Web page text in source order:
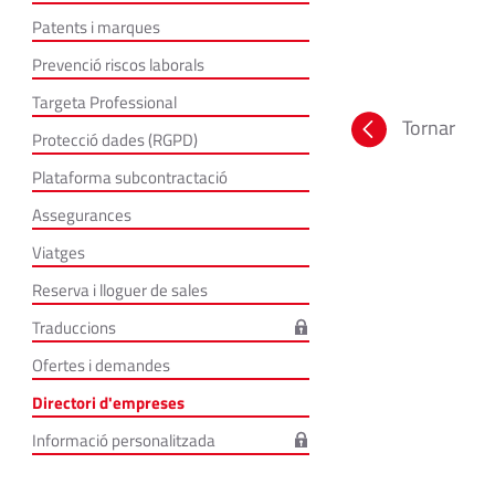
Patents i marques
Prevenció riscos laborals
Targeta Professional
Protecció dades (RGPD)
Plataforma subcontractació
Assegurances
Viatges
Reserva i lloguer de sales
Traduccions
Ofertes i demandes
Directori d'empreses
Informació personalitzada
Tornar